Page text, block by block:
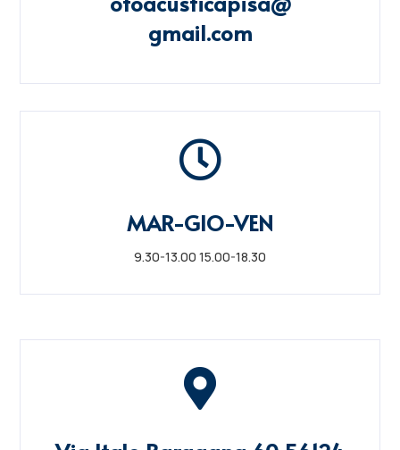
gmail.com

MAR-GIO-VEN
9.30-13.00 15.00-18.30
